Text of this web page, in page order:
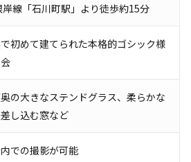
岸線「石川町駅」より徒歩約15分
初めて建てられた本格的ゴシック様
の大きなステンドグラス、柔らかな
し込む窓など
での撮影が可能